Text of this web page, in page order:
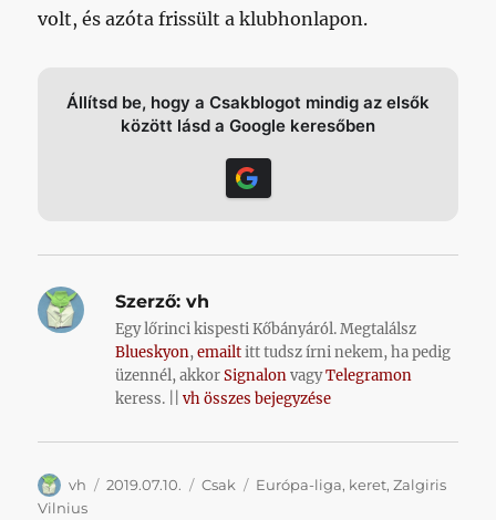
volt, és azóta frissült a klubhonlapon.
Állítsd be, hogy a Csakblogot mindig az elsők
között lásd a Google keresőben
Szerző: vh
Egy lőrinci kispesti Kőbányáról. Megtalálsz
Blueskyon,emailtitt tudsz írni nekem, ha pedig
üzennél, akkorSignalonvagyTelegramon
keress. ||vh összes bejegyzése
Szerző
vh Közzétéve
2019.07.10. Kategória
Csak Címke
Európa-liga, keret,Zalgiris
Vilnius